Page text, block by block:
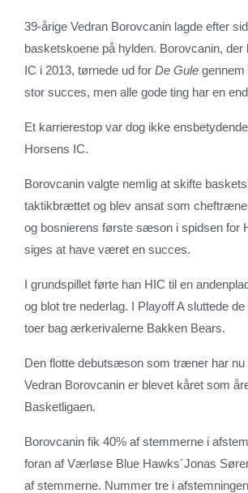
39-årige Vedran Borovcanin lagde efter
basketskoene på hylden. Borovcanin, der
IC i 2013, tørnede ud for De Gule
stor succes, men alle gode ting har en
Et karrierestop var dog ikke
Horsens IC.
Borovcanin valgte nemlig at skifte
taktikbrættet og blev ansat som
og bosnierens første sæson i spidsen for
siges at have været en succes.
I grundspillet førte han HIC til en
og blot tre nederlag. I Playoff A sluttede
toer bag ærkerivalerne Bakken Bears.
Den flotte debutsæson som træner har nu
Vedran Borovcanin er blevet kåret som
Basketligaen.
Borovcanin fik 40% af stemmerne i
foran af Værløse Blue Hawks´Jonas
af stemmerne. Nummer tre i